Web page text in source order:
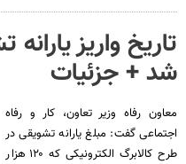
تاریخ واریز
شد + جزئیات
معاون رفاه وزیر تعاون، کار و رفاه
اجتماعی گفت: مبلغ یارانه تشویقی در
طرح کالابرگ الکترونیکی که ۱۲۰ هزار